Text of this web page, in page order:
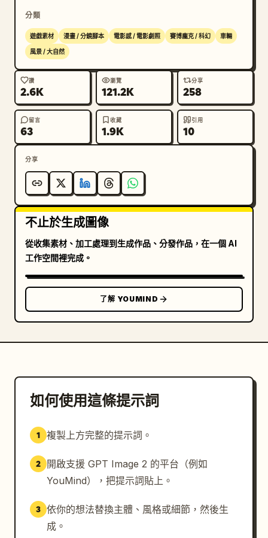
分類
遊戲素材 漫畫 / 分鏡腳本 電影感 / 電影劇照 賽博龐克 / 科幻 車輛
風景 / 大自然
讚
2.6K
瀏覽
121.2K
分享
258
留言
63
收藏
1.9K
引用
10
分享
不止於生成圖像
從收集素材、加工處理到生成作品、分發作品，在一個 AI
工作空間裡完成。
了解 YOUMIND
如何使用這條提示詞
1 複製上方完整的提示詞。
2
開啟支援 GPT Image 2 的平台（例如
YouMind），把提示詞貼上。
3 依你的想法替換主體、風格或細節，然後生
成。